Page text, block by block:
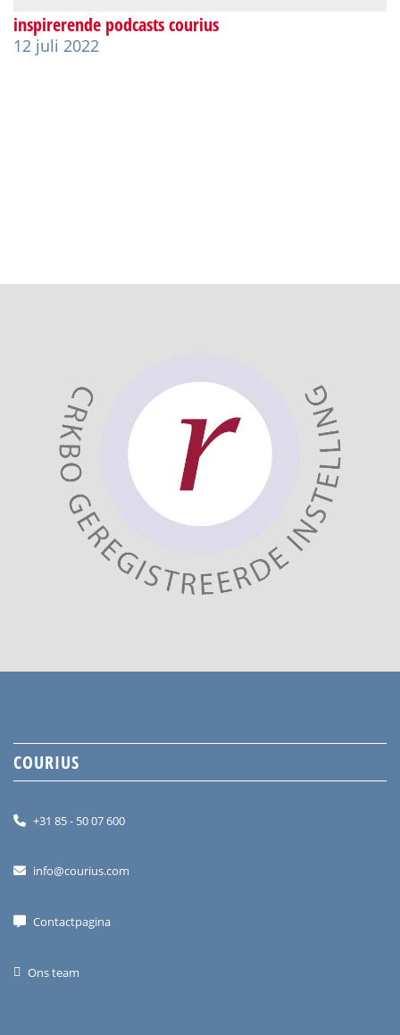
inspirerende podcasts courius
12 juli 2022
COURIUS
+31 85 - 50 07 600
info@courius.com
Contactpagina
Ons team